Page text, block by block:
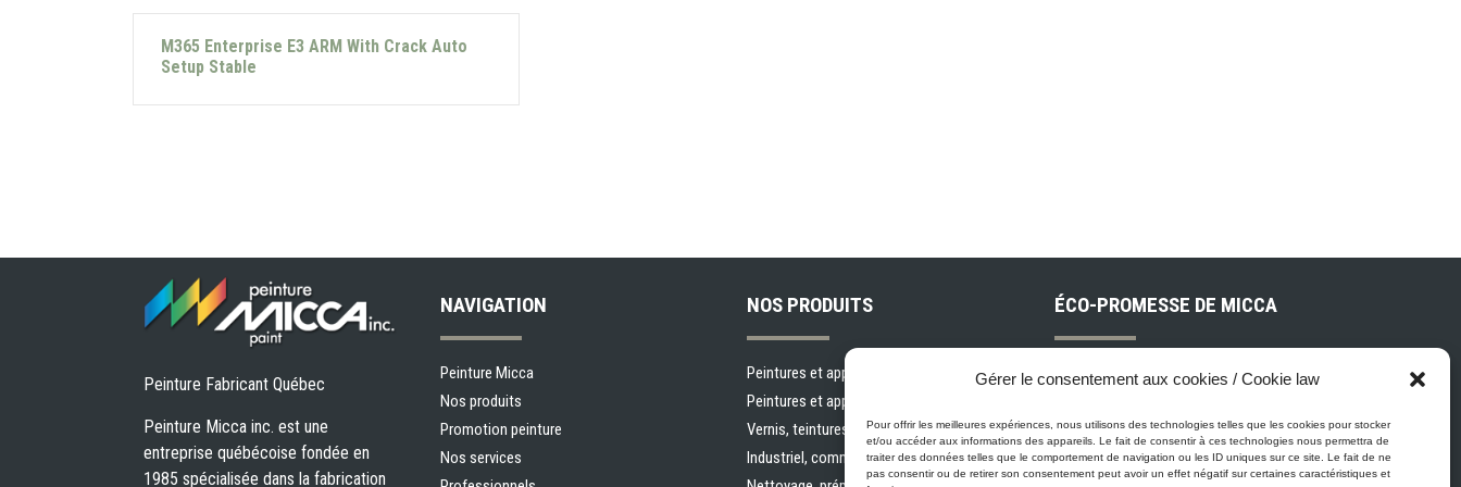
Gérer le consentement aux cookies / Cookie law
Pour offrir les meilleures expériences, nous utilisons des technologies telles que les cookies pour stocker
et/ou accéder aux informations des appareils. Le fait de consentir à ces technologies nous permettra de
traiter des données telles que le comportement de navigation ou les ID uniques sur ce site. Le fait de ne
pas consentir ou de retirer son consentement peut avoir un effet négatif sur certaines caractéristiques et
M365 Enterprise E3 ARM With Crack Auto
Setup Stable
Peinture Fabricant Québec
Peinture Micca inc. est une
entreprise québécoise fondée en
1985 spécialisée dans la fabrication
NAVIGATION
Peinture Micca
Nos produits
Promotion peinture
Nos services
NOS PRODUITS
Peintures et apprêts d’intérieur
Peintures et apprêts d’extérieur
Vernis, teintures et scellants pour bois
Industriel, commercial et municipal
ÉCO-PROMESSE DE MICCA
Peinture Micca se conforme, voire
relatives à la protection de
l'environnement. En plus de notre
gamme de peinture Zéro-COV, tous nos